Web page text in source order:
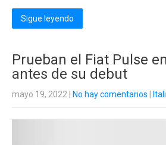
Sigue leyendo
Prueban el Fiat Pulse
antes de su debut
mayo 19, 2022 No hay comentarios